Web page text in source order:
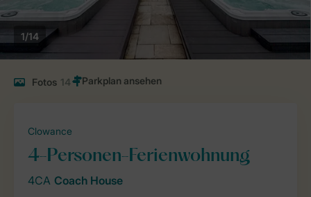
1/14
Fotos 14
Clowance
4-Personen-Ferienwohnung
4CA Coach House